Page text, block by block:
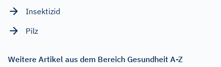
Insektizid
Pilz
Weitere Artikel aus dem Bereich Gesundheit A-Z